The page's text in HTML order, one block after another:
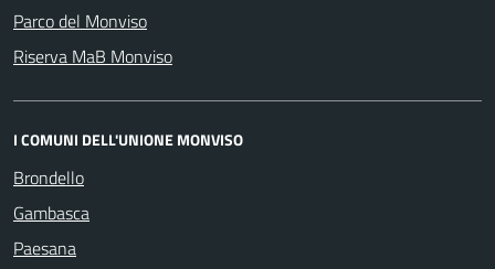
Parco del Monviso
Riserva MaB Monviso
I COMUNI DELL'UNIONE MONVISO
Brondello
Gambasca
Paesana